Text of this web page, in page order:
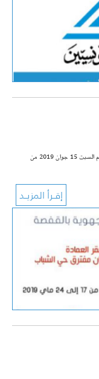
تُجرى انتخابات تجديد الهيئة الجهوية لعمادة المهندسين بقفصة يوم السبت 15 جوان 2019 من